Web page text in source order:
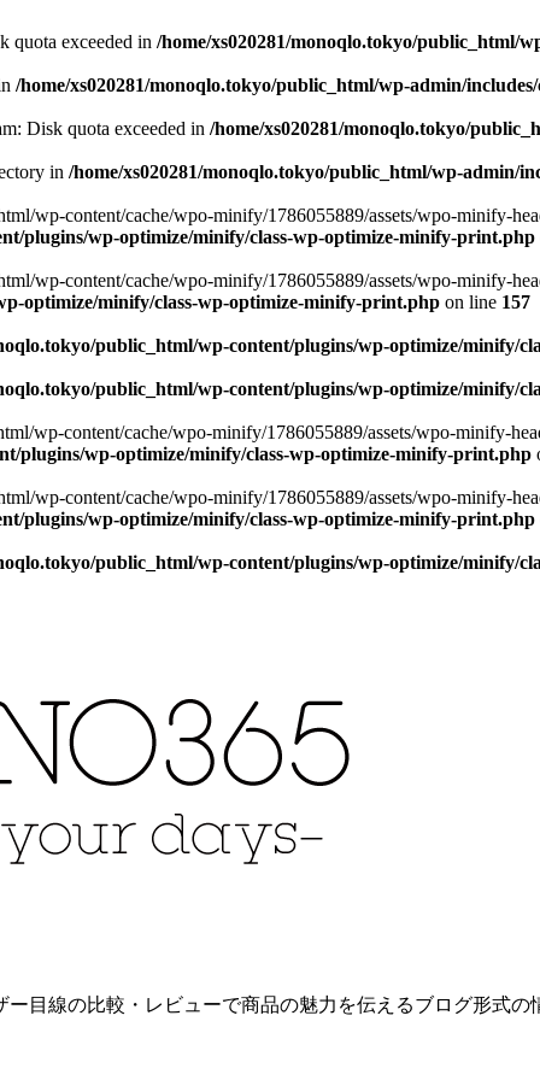
quota exceeded in /home/xs020281/monoqlo.tokyo/public_html/
/home/xs020281/monoqlo.tokyo/public_html/wp-admin/
Disk quota exceeded in /home/xs020281/monoqlo.tokyo/
in /home/xs020281/monoqlo.tokyo/public_html/wp-admin/
wp-content/cache/wpo-minify/1786055889/assets/wpo-minify-
plugins/wp-optimize/minify/class-wp-optimize-minify-print.php
wp-content/cache/wpo-minify/1786055889/assets/wpo-minify-
optimize/minify/class-wp-optimize-minify-print.php on line 157
public_html/wp-content/plugins/wp-optimize/minify/
public_html/wp-content/plugins/wp-optimize/minify/
wp-content/cache/wpo-minify/1786055889/assets/wpo-minify-
plugins/wp-optimize/minify/class-wp-optimize-minify-print.php
wp-content/cache/wpo-minify/1786055889/assets/wpo-minify-
plugins/wp-optimize/minify/class-wp-optimize-minify-print.php
public_html/wp-content/plugins/wp-optimize/minify/
目線の比較・レビューで商品の魅力を伝えるブログ形式